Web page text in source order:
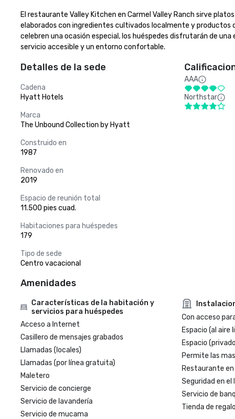
El restaurante Valley Kitchen en Carmel Valley Ranch sirve
elaborados con ingredientes cultivados localmente y productos
celebren una ocasión especial, los huéspedes disfrutarán de
servicio accesible y un entorno confortable.
Detalles de la sede
Cadena
Hyatt Hotels
Marca
The Unbound Collection by Hyatt
Construido en
1987
Renovado en
2019
Espacio de reunión total
11.500 pies cuad.
Habitaciones para huéspedes
179
Tipo de sede
Centro vacacional
AAA
Northstar
Amenidades
Características de la habitación y
servicios para huéspedes
Acceso a Internet
Casillero de mensajes grabados
Llamadas (locales)
Llamadas (por línea gratuita)
Maletero
Servicio de concierge
Servicio de lavandería
Servicio de mucama
Con acceso
Espacio (al aire
Espacio
Permite las
Restaurante
Seguridad en el
Servicio de
Tienda de